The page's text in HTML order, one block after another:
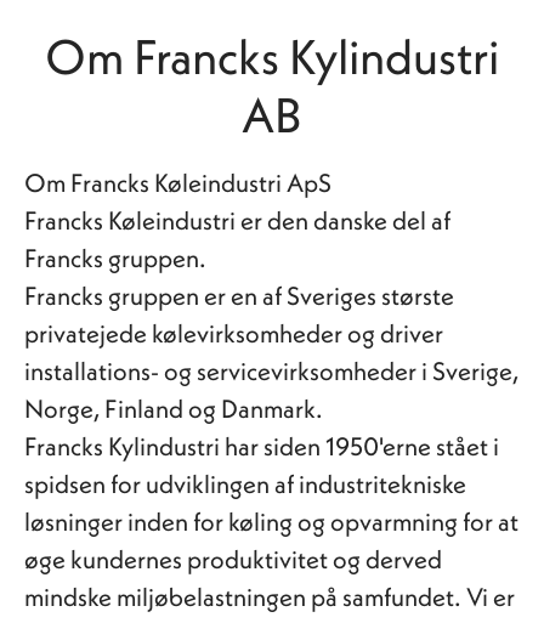
Om Francks Kylindustri
AB
Om Francks Køleindustri ApS
Francks Køleindustri er den danske del af
Francks gruppen.
Francks gruppen er en af Sveriges største
privatejede kølevirksomheder og driver
installations- og servicevirksomheder i Sverige,
Norge, Finland og Danmark.
Francks Kylindustri har siden 1950'erne stået i
spidsen for udviklingen af industritekniske
løsninger inden for køling og opvarmning for at
øge kundernes produktivitet og derved
mindske miljøbelastningen på samfundet. Vi er